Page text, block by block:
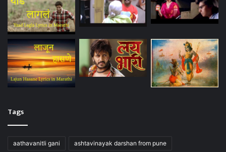
Tags
aathavanitli gani ashtavinayak darshan from pune